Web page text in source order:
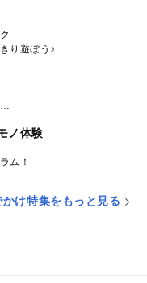
り遊ぼう♪
ノ体験
ム！
け特集をもっと見る